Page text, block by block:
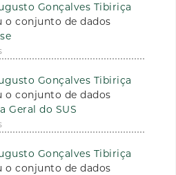
Gonçalves Tibiriça
o conjunto de dados
Gonçalves Tibiriça
o conjunto de dados
Geral do SUS
Gonçalves Tibiriça
o conjunto de dados